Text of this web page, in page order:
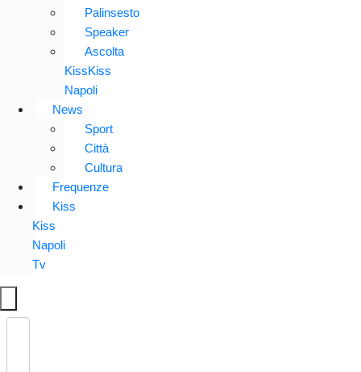
Palinsesto
Speaker
Ascolta
KissKiss
Napoli
News
Sport
Città
Cultura
Frequenze
Kiss
Kiss
Napoli
Tv